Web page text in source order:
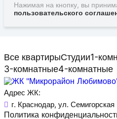
Нажимая на кнопку, вы
пользовательского
Все квартирыСтудии1-
3-комнатные4-комнатные
Адрес ЖК:
г. Краснодар, ул. Семигорская
Политика